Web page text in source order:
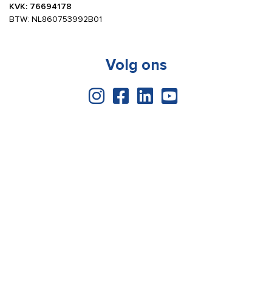
KVK: 76694178
BTW: NL860753992B01
Volg ons